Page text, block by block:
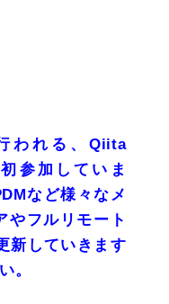
われる、Qiita
参加していま
など様々なメ
やフルリモート
新していきます
。